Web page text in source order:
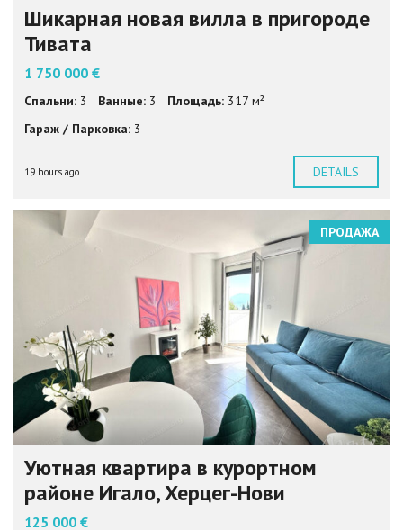
Шикарная новая вилла в пригороде
Тивата
1 750 000 €
Спальни: 3 Ванные: 3 Площадь: 317 м²
Гараж / Парковка: 3
19 hours ago DETAILS
ПРОДАЖА
Уютная квартира в курортном
районе Игало, Херцег-Нови
125 000 €